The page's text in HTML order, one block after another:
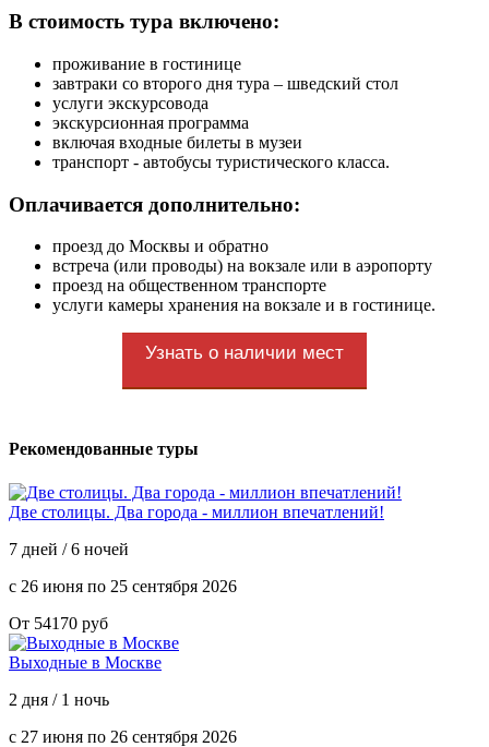
В стоимость тура включено:
проживание в гостинице
завтраки со второго дня тура – шведский стол
услуги экскурсовода
экскурсионная программа
включая входные билеты в музеи
транспорт - автобусы туристического класса.
Оплачивается дополнительно:
проезд до Москвы и обратно
встреча (или проводы) на вокзале или в аэропорту
проезд на общественном транспорте
услуги камеры хранения на вокзале и в гостинице.
Узнать о наличии мест
Рекомендованные туры
Две столицы. Два города - миллион впечатлений!
7 дней / 6 ночей
с 26 июня по 25 сентября 2026
От 54170 руб
Выходные в Москве
2 дня / 1 ночь
с 27 июня по 26 сентября 2026